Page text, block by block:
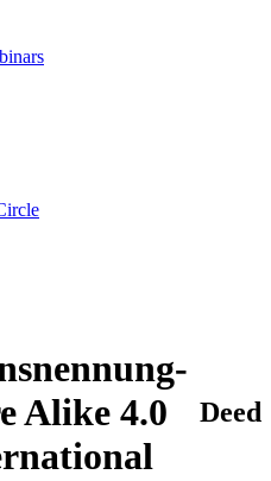
Alike 4.0
Deed